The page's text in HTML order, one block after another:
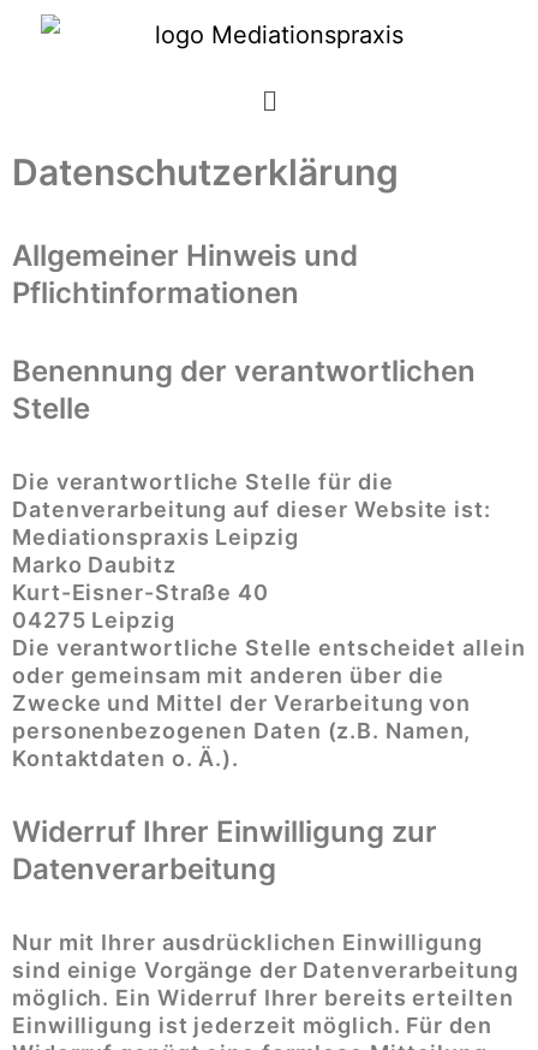
Datenschutzerklärung
Allgemeiner Hinweis und
Pflichtinformationen
Benennung der verantwortlichen
Stelle
Die verantwortliche Stelle für die
Datenverarbeitung auf dieser Website ist:
Mediationspraxis Leipzig
Marko Daubitz
Kurt-Eisner-Straße 40
04275 Leipzig
Die verantwortliche Stelle entscheidet allein
oder gemeinsam mit anderen über die
Zwecke und Mittel der Verarbeitung von
personenbezogenen Daten (z.B. Namen,
Kontaktdaten o. Ä.).
Widerruf Ihrer Einwilligung zur
Datenverarbeitung
Nur mit Ihrer ausdrücklichen Einwilligung
sind einige Vorgänge der Datenverarbeitung
möglich. Ein Widerruf Ihrer bereits erteilten
Einwilligung ist jederzeit möglich. Für den